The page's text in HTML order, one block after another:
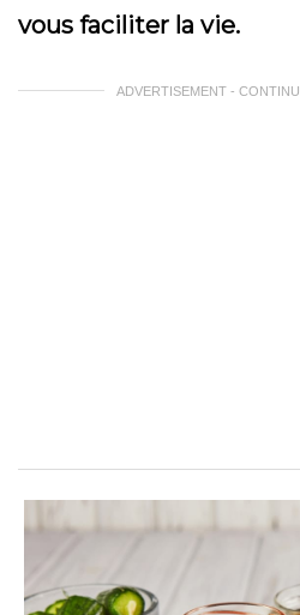
vous faciliter la vie.
ADVERTISEMENT -